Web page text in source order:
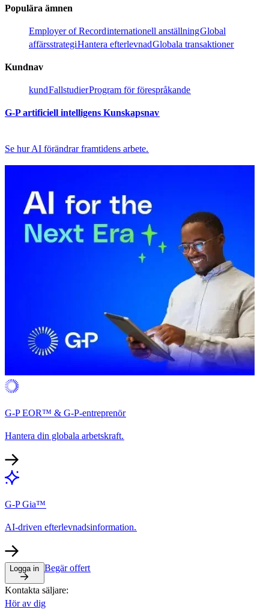
Populära ämnen​​
Employer of Record​​internationell anställning​​Global
affärsstrategi​​Hantera efterlevnad​​Globala transaktioner​​
Kundnav​​
kund​​Fallstudier​​Program för förespråkande​​
G-P artificiell intelligens Kunskapsnav​​
Se hur AI förändrar framtidens arbete.​​
G-P EOR™ & G-P-entreprenör​​
Hantera din globala arbetskraft.​​
G-P Gia™​​
AI-driven efterlevnadsinformation.​​
Logga in​​ Begär offert​​
Kontakta säljare:​​
Hör av dig​​